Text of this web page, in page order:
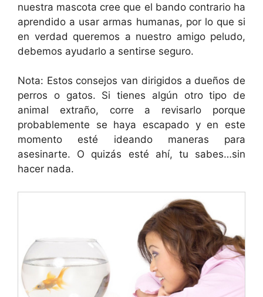
nuestra mascota cree que el bando contrario ha
aprendido a usar armas humanas, por lo que si
en verdad queremos a nuestro amigo peludo,
debemos ayudarlo a sentirse seguro.
Nota: Estos consejos van dirigidos a dueños de
perros o gatos. Si tienes algún otro tipo de
animal extraño, corre a revisarlo porque
probablemente se haya escapado y en este
momento esté ideando maneras para
asesinarte. O quizás esté ahí, tu sabes…sin
hacer nada.